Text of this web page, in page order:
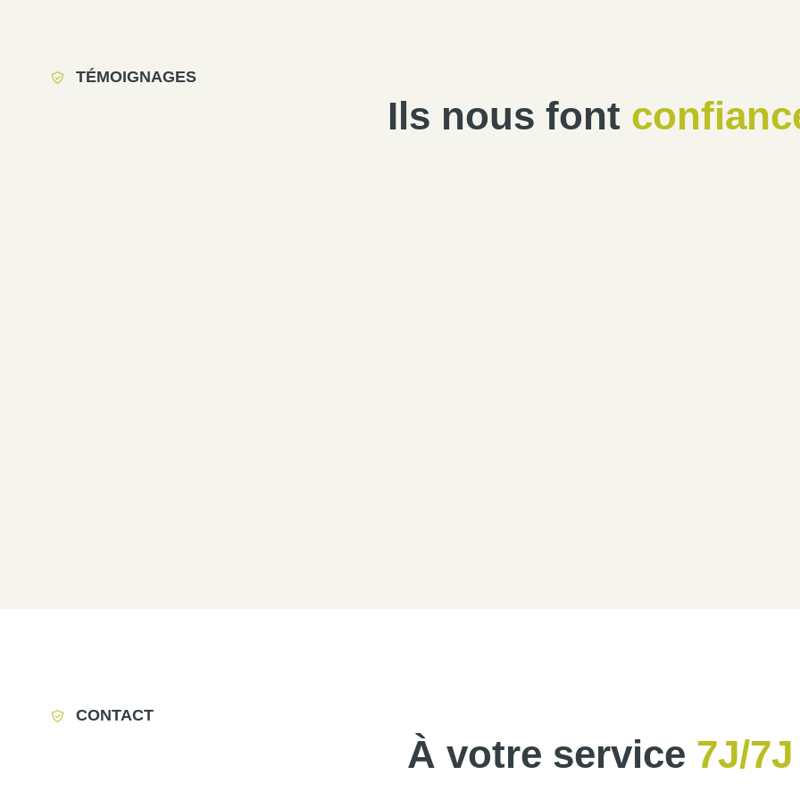
TÉMOIGNAGES
Ils nous font
CONTACT
À votre service 7J/7J